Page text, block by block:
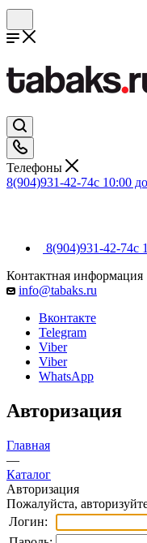
Телефоны
8(904)931-42-74с 10:00
8(904)931-42-74с
Контактная информация
info@tabaks.ru
Вконтакте
Telegram
Viber
Viber
WhatsApp
Авторизация
Главная
—
Каталог
Авторизация
Пожалуйста,
Логин: